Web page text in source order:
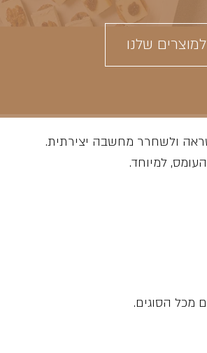
למוצרים שלנו
ולשחרר מחשבה יצירתית.
למיוחד.
מכל הסוגים.